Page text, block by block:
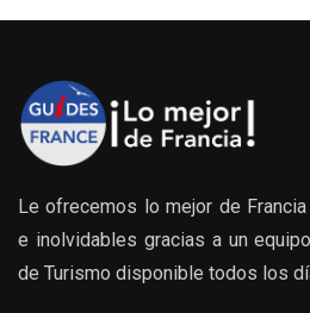
Le ofrecemos lo mejor de
e inolvidables gracias a un
de Turismo disponible todos los